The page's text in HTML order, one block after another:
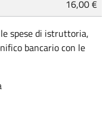
16,00 €
spese di istruttoria,
bancario con le